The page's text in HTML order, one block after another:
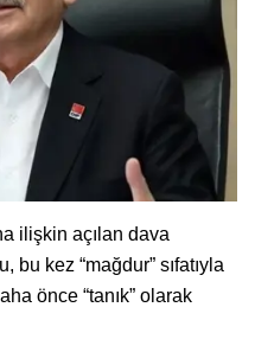
ilişkin açılan dava
bu kez “mağdur” sıfatıyla
önce “tanık” olarak